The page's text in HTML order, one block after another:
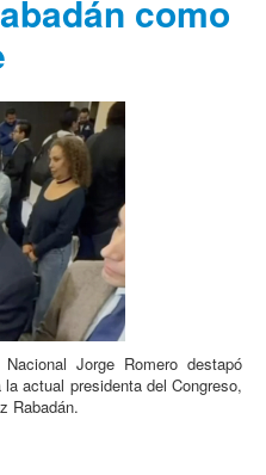
como
Jorge Romero destapó
actual presidenta del Congreso,
Rabadán.